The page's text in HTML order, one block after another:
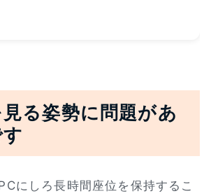
る姿勢に問題があ
にしろ長時間座位を保持するこ